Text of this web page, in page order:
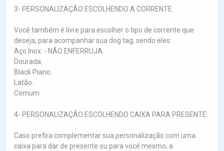
3- PERSONALIZAÇÃO ESCOLHENDO A CORRENTE:
Você também é livre para escolher o tipo de corrente que
deseja, para acompanhar sua dog tag, sendo eles:
Aço Inox - NÃO ENFERRUJA.
Dourada.
Black Piano.
Latão.
Comum.
4- PERSONALIZAÇÃO ESCOLHENDO CAIXA PARA PRESENTE:
Caso prefira complementar sua personalização com uma
caixa para dar de presente ou para você mesmo, a